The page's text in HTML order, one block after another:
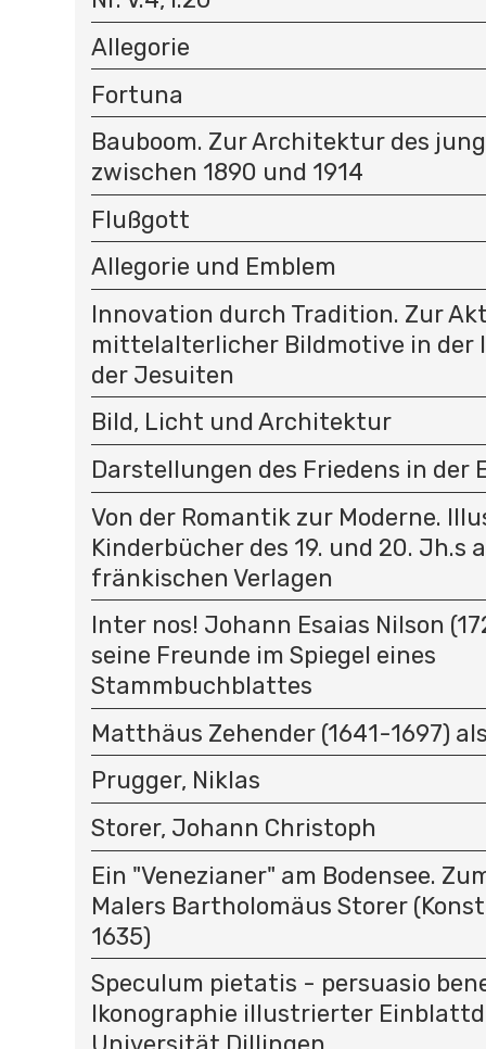
Allegorie
Fortuna
Bauboom. Zur Architektur des
zwischen 1890 und 1914
Flußgott
Allegorie und Emblem
Innovation durch Tradition. Zur
mittelalterlicher Bildmotive in der
der Jesuiten
Bild, Licht und Architektur
Darstellungen des Friedens in der
Von der Romantik zur Moderne.
Kinderbücher des 19. und 20. Jh.s
fränkischen Verlagen
Inter nos! Johann Esaias Nilson
seine Freunde im Spiegel eines
Stammbuchblattes
Matthäus Zehender (1641-1697)
Prugger, Niklas
Storer, Johann Christoph
Ein "Venezianer" am Bodensee.
Malers Bartholomäus Storer
1635)
Speculum pietatis - persuasio
Ikonographie illustrierter